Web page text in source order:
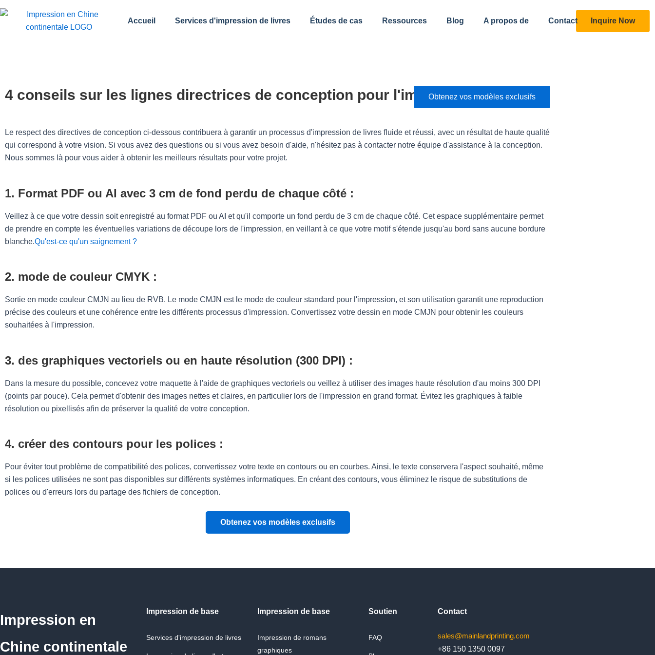
至
Accueil Services d'impression de livres Études de cas Ressources Blog A propos de Contact Inquire Now
4 conseils sur les lignes directrices de conception pour l'impression de livres
Obtenez vos modèles exclusifs
Le respect des directives de conception ci-dessous contribuera à garantir un processus d'impression de livres fluide et réussi, avec un résultat de haute qualité
qui correspond à votre vision. Si vous avez des questions ou si vous avez besoin d'aide, n'hésitez pas à contacter notre équipe d'assistance à la conception.
Nous sommes là pour vous aider à obtenir les meilleurs résultats pour votre projet.
1. Format PDF ou AI avec 3 cm de fond perdu de chaque côté :
Veillez à ce que votre dessin soit enregistré au format PDF ou AI et qu'il comporte un fond perdu de 3 cm de chaque côté. Cet espace supplémentaire permet
de prendre en compte les éventuelles variations de découpe lors de l'impression, en veillant à ce que votre motif s'étende jusqu'au bord sans aucune bordure
blanche.Qu'est-ce qu'un saignement ?
2. mode de couleur CMYK :
Sortie en mode couleur CMJN au lieu de RVB. Le mode CMJN est le mode de couleur standard pour l'impression, et son utilisation garantit une reproduction
précise des couleurs et une cohérence entre les différents processus d'impression. Convertissez votre dessin en mode CMJN pour obtenir les couleurs
souhaitées à l'impression.
3. des graphiques vectoriels ou en haute résolution (300 DPI) :
Dans la mesure du possible, concevez votre maquette à l'aide de graphiques vectoriels ou veillez à utiliser des images haute résolution d'au moins 300 DPI
(points par pouce). Cela permet d'obtenir des images nettes et claires, en particulier lors de l'impression en grand format. Évitez les graphiques à faible
résolution ou pixellisés afin de préserver la qualité de votre conception.
4. créer des contours pour les polices :
Pour éviter tout problème de compatibilité des polices, convertissez votre texte en contours ou en courbes. Ainsi, le texte conservera l'aspect souhaité, même
si les polices utilisées ne sont pas disponibles sur différents systèmes informatiques. En créant des contours, vous éliminez le risque de substitutions de
polices ou d'erreurs lors du partage des fichiers de conception.
Obtenez vos modèles exclusifs
Impression en
Chine continentale
Impression de base
Services d'impression de livres
Impression de base
Impression de romans
graphiques
Soutien
FAQ
Contact
sales@mainlandprinting.com
+86 150 1350 0097